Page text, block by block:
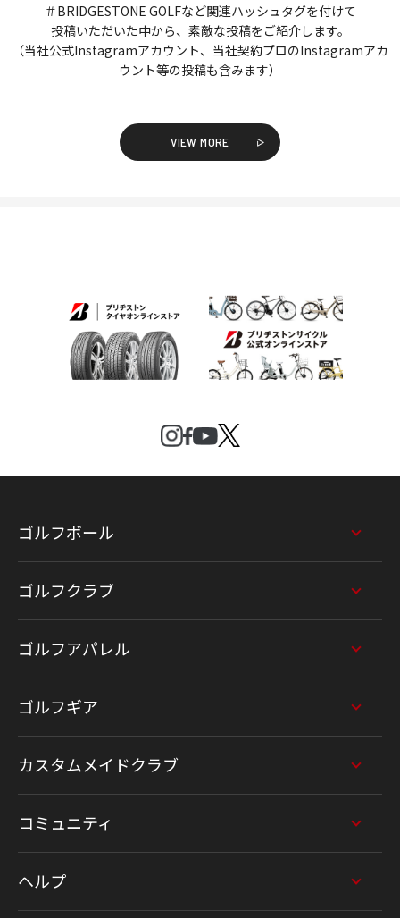
＃BRIDGESTONE GOLFなど関連ハッシュタグを付けて
投稿いただいた中から、素敵な投稿をご紹介します。
（当社公式Instagramアカウント、当社契約プロのInstagramアカ
ウント等の投稿も含みます）
VIEW MORE
ゴルフボール
ゴルフクラブ
ゴルフアパレル
ゴルフギア
カスタムメイドクラブ
コミュニティ
ヘルプ